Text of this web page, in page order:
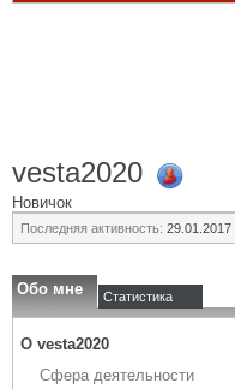
vesta2020
Новичок
Последняя активность: 29.01.2017
Обо мне Статистика
О vesta2020
Сфера деятельности